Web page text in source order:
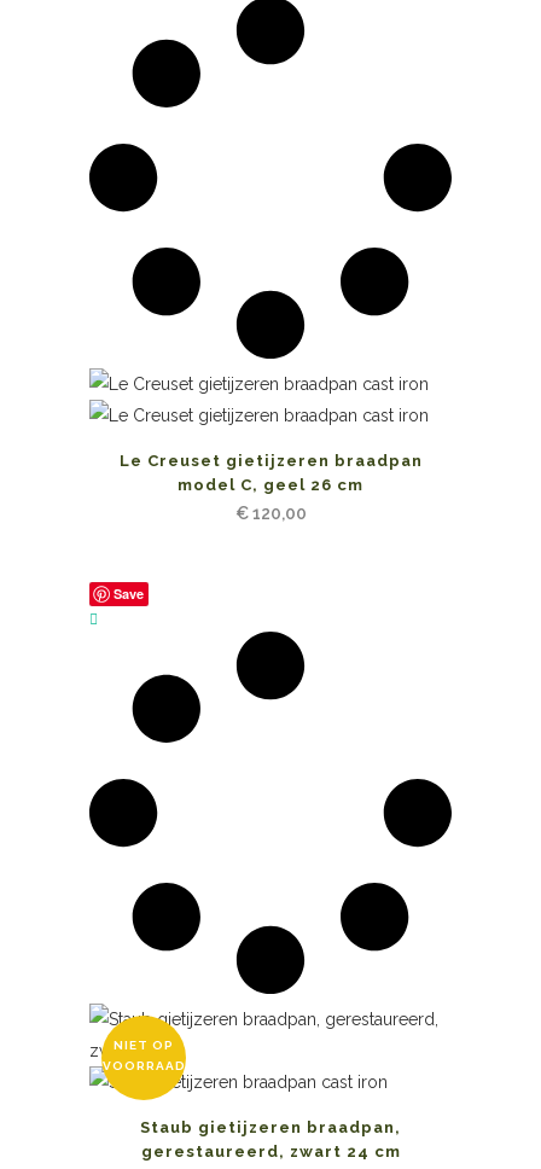
Le Creuset gietijzeren braadpan
model C, geel 26 cm
€120,00
Save
NIET OP
VOORRAAD
Staub gietijzeren braadpan,
gerestaureerd, zwart 24 cm